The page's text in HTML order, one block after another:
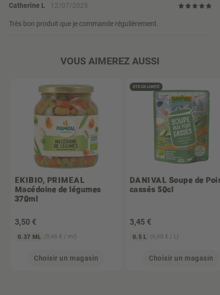
Catherine L 12/07/2025
Très bon produit que je commande régulièrement.
VOUS AIMEREZ AUSSI
EKIBIO, PRIMEAL
Macédoine de légumes
370ml
3,50 €
0.37 ML (9,46 € / ml)
Choisir un magasin
STOCK LIMITÉ
DANIVAL Soupe de
cassés 50cl
3,45 €
0.5 L (6,90 € / L)
Choisir un magasin